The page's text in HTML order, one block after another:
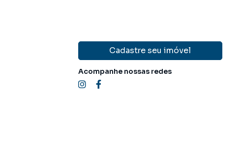
Cadastre seu imóvel
Acompanhe nossas redes